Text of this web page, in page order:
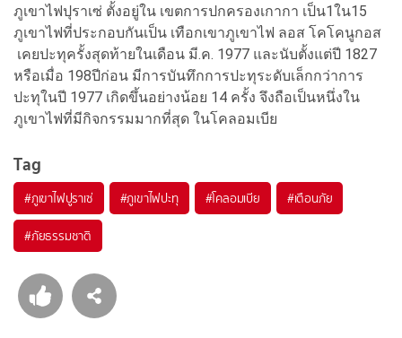
ภูเขาไฟปุราเซ่ ตั้งอยู่ใน เขตการปกครองเกากา เป็น1ใน15
ภูเขาไฟที่ประกอบกันเป็น เทือกเขาภูเขาไฟ ลอส โคโคนูกอส
เคยปะทุครั้งสุดท้ายในเดือน มี.ค. 1977 และนับตั้งแต่ปี 1827
หรือเมื่อ 198ปีก่อน มีการบันทึกการปะทุระดับเล็กกว่าการ
ปะทุในปี 1977 เกิดขึ้นอย่างน้อย 14 ครั้ง จึงถือเป็นหนึ่งใน
ภูเขาไฟที่มีกิจกรรมมากที่สุด ในโคลอมเบีย
Tag
#ภูเขาไฟปูราเซ่ #ภูเขาไฟปะทุ #โคลอมเบีย #เตือนภัย
#ภัยธรรมชาติ